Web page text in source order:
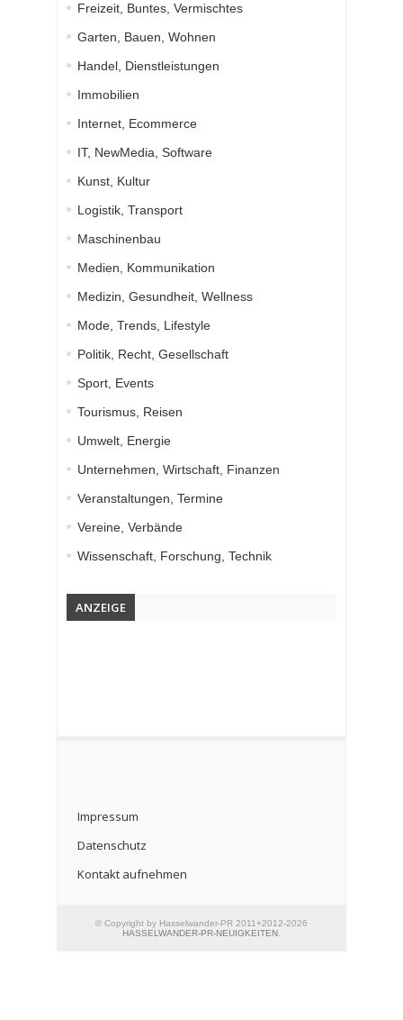
Freizeit, Buntes, Vermischtes
Garten, Bauen, Wohnen
Handel, Dienstleistungen
Immobilien
Internet, Ecommerce
IT, NewMedia, Software
Kunst, Kultur
Logistik, Transport
Maschinenbau
Medien, Kommunikation
Medizin, Gesundheit, Wellness
Mode, Trends, Lifestyle
Politik, Recht, Gesellschaft
Sport, Events
Tourismus, Reisen
Umwelt, Energie
Unternehmen, Wirtschaft, Finanzen
Veranstaltungen, Termine
Vereine, Verbände
Wissenschaft, Forschung, Technik
ANZEIGE
Impressum
Datenschutz
Kontakt aufnehmen
© Copyright by Hasselwander-PR 2011+2012-2026
HASSELWANDER-PR-NEUIGKEITEN.